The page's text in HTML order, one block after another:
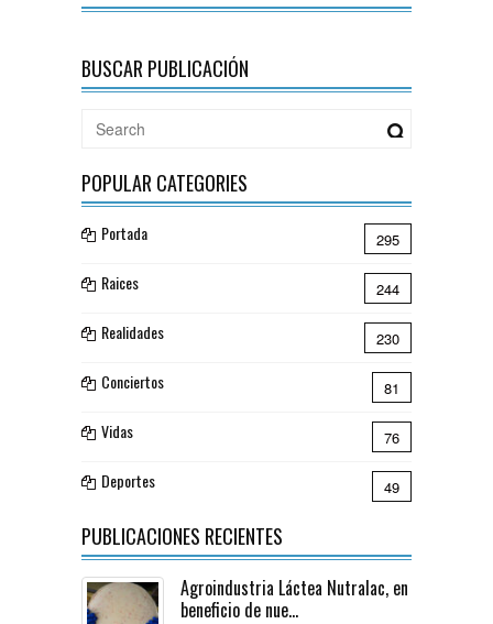
BUSCAR PUBLICACIÓN
POPULAR CATEGORIES
Portada 295
Raices 244
Realidades 230
Conciertos 81
Vidas 76
Deportes 49
PUBLICACIONES RECIENTES
Agroindustria Láctea Nutralac, en
beneficio de nue...